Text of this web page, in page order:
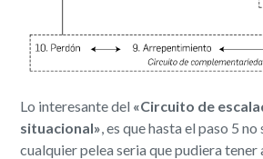
Lo interesante del «Circuito de
situacional», es que hasta el paso 5
cualquier pelea seria que pudiera tener